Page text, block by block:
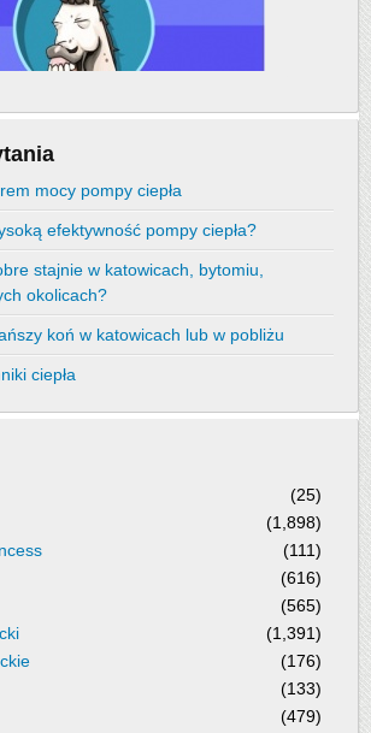
mocy pompy ciepła
efektywność pompy ciepła?
stajnie w katowicach, bytomiu,
okolicach?
koń w katowicach lub w pobliżu
ciepła
(25)
(1,898)
(111)
(616)
(565)
(1,391)
(176)
(133)
(479)